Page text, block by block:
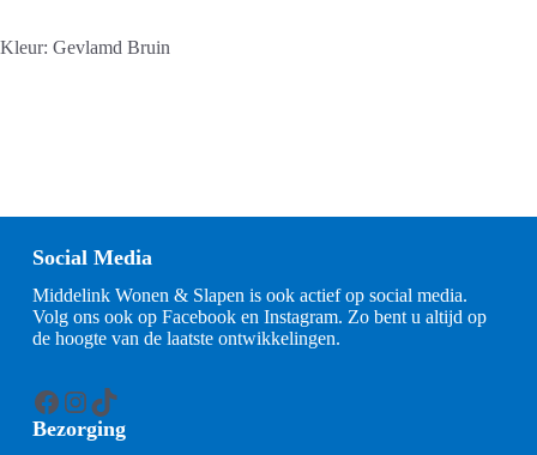
Kleur: Gevlamd Bruin
Social Media
Middelink Wonen & Slapen is ook actief op social media.
Volg ons ook op Facebook en Instagram. Zo bent u altijd op
de hoogte van de laatste ontwikkelingen.
Facebook
Instagram
TikTok
Bezorging